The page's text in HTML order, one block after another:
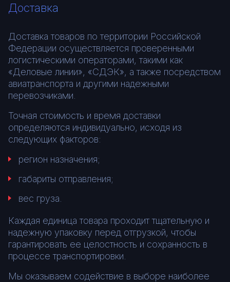
Доставка
Доставка товаров по территории Российской
Федерации осуществляется проверенными
логистическими операторами, такими как
«Деловые линии», «СДЭК», а также посредством
авиатранспорта и другими надежными
перевозчиками.
Точная стоимость и время доставки
определяются индивидуально, исходя из
следующих факторов:
регион назначения;
габариты отправления;
вес груза.
Каждая единица товара проходит тщательную и
надежную упаковку перед отгрузкой, чтобы
гарантировать ее целостность и сохранность в
процессе транспортировки.
Мы оказываем содействие в выборе наиболее